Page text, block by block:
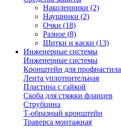
Наколенники (2)
Наушники (2)
Очки (18)
Разное (8)
Щитки и каски (13)
Инженерные системы
Инженерные системы
Кронштейн для профнастила
Лента уплотнительная
Пластина с гайкой
Скоба для стяжки фланцев
Струбцина
Т-образный кронштейн
Траверса монтажная